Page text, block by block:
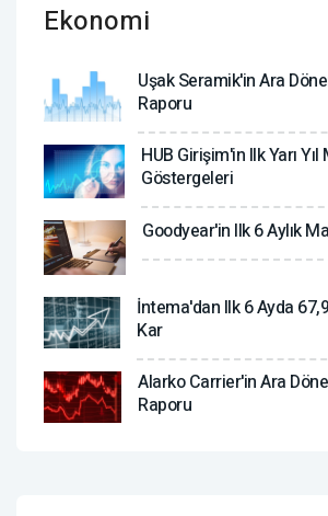
Ekonomi
Uşak Seramik'in Ara
Raporu
HUB Girişim'in Ilk Yarı Yıl
Göstergeleri
Goodyear'in Ilk 6 Aylık
İntema'dan Ilk 6 Ayda
Kar
Alarko Carrier'in Ara
Raporu